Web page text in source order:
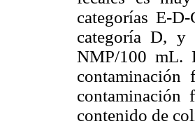
categorías E-
categoría D, y
NMP/100 mL.
contenido de